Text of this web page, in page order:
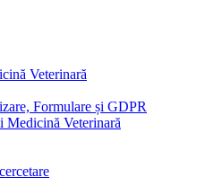
Veterinară
Formulare și GDPR
Veterinară